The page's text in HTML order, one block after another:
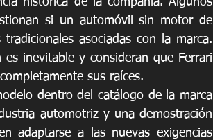
si un automóvil sin motor de
asociadas con la marca.
inevitable y consideran que Ferrari
sus raíces.
dentro del catálogo de la marca
automotriz y una demostración
adaptarse a las nuevas exigencias